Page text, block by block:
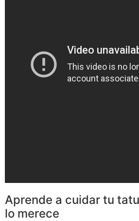
Aprende a cuidar tu
lo merece